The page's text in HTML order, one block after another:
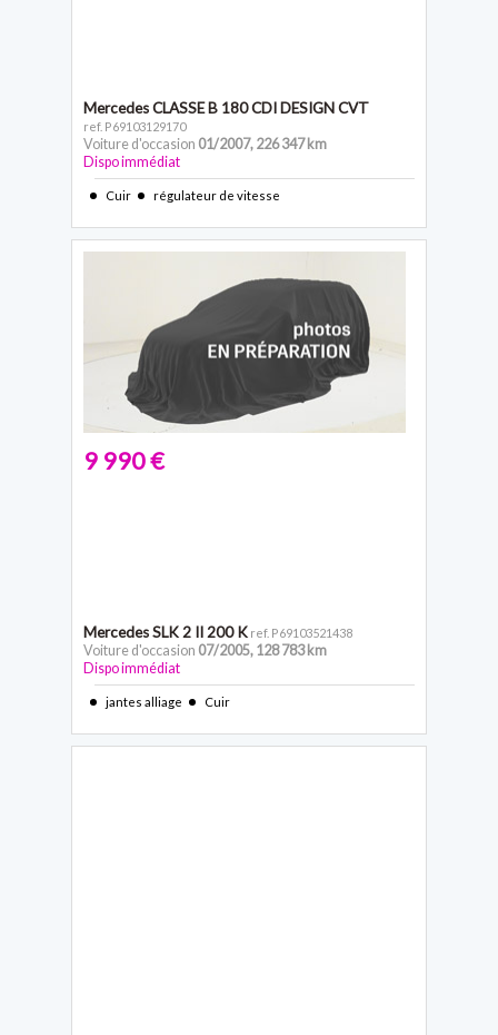
Mercedes CLASSE B 180 CDI DESIGN CVT
ref. P69103129170
Voiture d'occasion 01/2007, 226 347 km
Dispo immédiat
Cuir régulateur de vitesse
9 990 €
Mercedes SLK 2 II 200 K ref. P69103521438
Voiture d'occasion 07/2005, 128 783 km
Dispo immédiat
jantes alliage Cuir